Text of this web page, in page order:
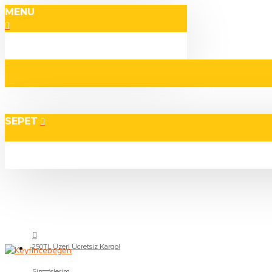
MENU
SEPET
250TL Üzeri Ücretsiz Kargo!